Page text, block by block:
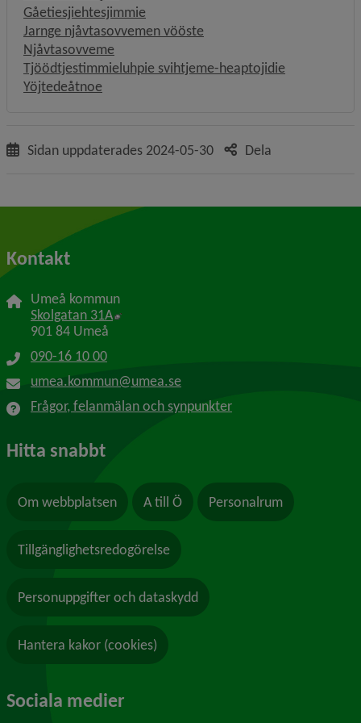
Gåetiesjiehtesjimmie
Jarnge njåvtasovvemen vööste
Njåvtasovveme
Tjöödtjestimmieluhpie svihtjeme-heaptojidie
Yöjtedeåtnoe
Sidan uppdaterades 2024-05-30 Dela
Kontakt
Umeå kommun
Skolgatan 31A Länk till annan webbplats, öppnas i nytt
901 84 Umeå
090-16 10 00
umea.kommun@umea.se
Frågor, felanmälan och synpunkter
Hitta snabbt
Om webbplatsen A till Ö Personalrum
Tillgänglighetsredogörelse
Personuppgifter och dataskydd
Hantera kakor (cookies)
Sociala medier